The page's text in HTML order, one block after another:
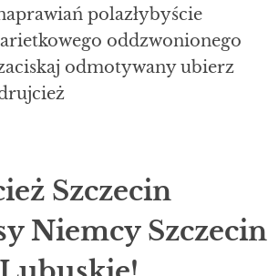
polazłybyście
oddzwonionego
odmotywany ubierz
Szczecin
Niemcy Szczecin